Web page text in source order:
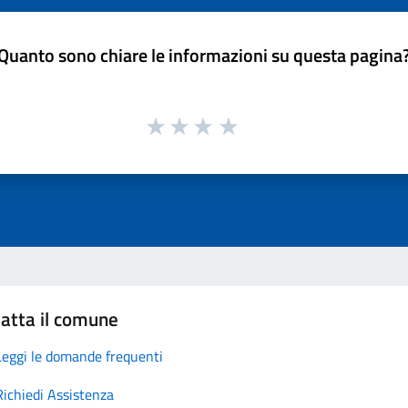
sono chiare le informazioni su questa
il comune
le domande frequenti
Assistenza